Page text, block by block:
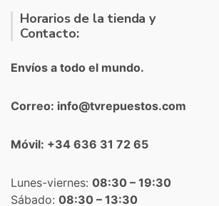
Horarios de la tienda y
Contacto:
Envíos a todo el mundo.
Correo: info@tvrepuestos.com
Móvil: +34 636 31 72 65
Lunes-viernes: 08:30 – 19:30
Sábado: 08:30 – 13:30